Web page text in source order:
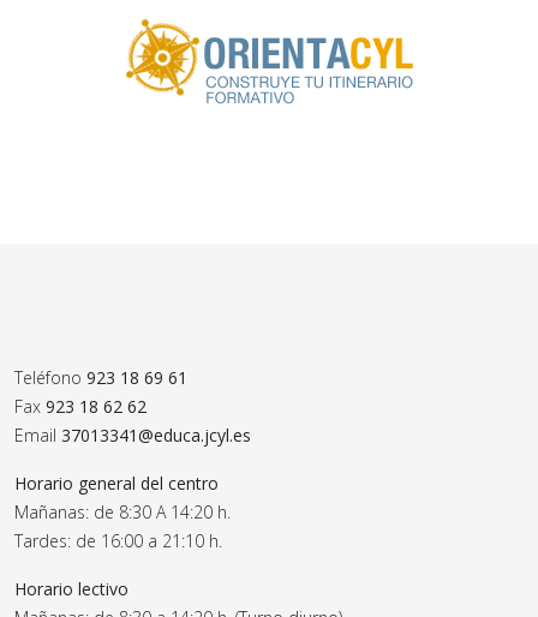
Teléfono 923 18 69 61
Fax 923 18 62 62
Email 37013341@educa.jcyl.es
Horario general del centro
Mañanas: de 8:30 A 14:20 h.
Tardes: de 16:00 a 21:10 h.
Horario lectivo